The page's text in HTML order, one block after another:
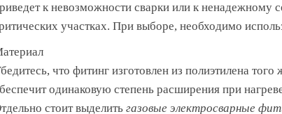
к невозможности сварки или к ненадежному
участках. При выборе, необходимо
что фитинг изготовлен из полиэтилена
одинаковую степень расширения при
стоит выделить газовые электросварные